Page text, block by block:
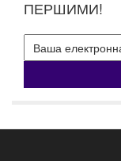
ПЕРШИМИ!